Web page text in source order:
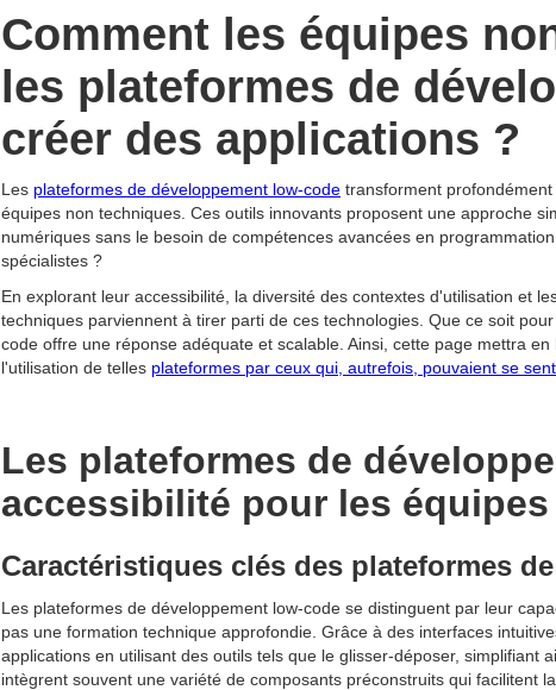
Comment les équipes
les plateformes de
créer des applications ?
Les plateformes de développement low-code transforment
équipes non techniques. Ces outils innovants proposent une approche
numériques sans le besoin de compétences avancées en
spécialistes ?
En explorant leur accessibilité, la diversité des contextes d'utilisation et
techniques parviennent à tirer parti de ces technologies. Que ce soit
code offre une réponse adéquate et scalable. Ainsi, cette page mettra en
l'utilisation de telles plateformes par ceux qui, autrefois, pouvaient se
Les plateformes de
accessibilité pour les
Caractéristiques clés des plateformes
Les plateformes de développement low-code se distinguent par leur
pas une formation technique approfondie. Grâce à des interfaces
applications en utilisant des outils tels que le glisser-déposer,
intègrent souvent une variété de composants préconstruits qui facilitent